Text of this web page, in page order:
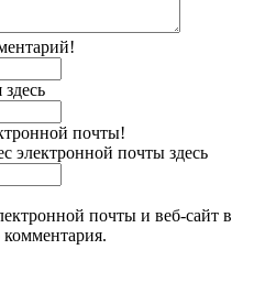
почты!
электронной почты здесь
почты и веб-сайт в
комментария.